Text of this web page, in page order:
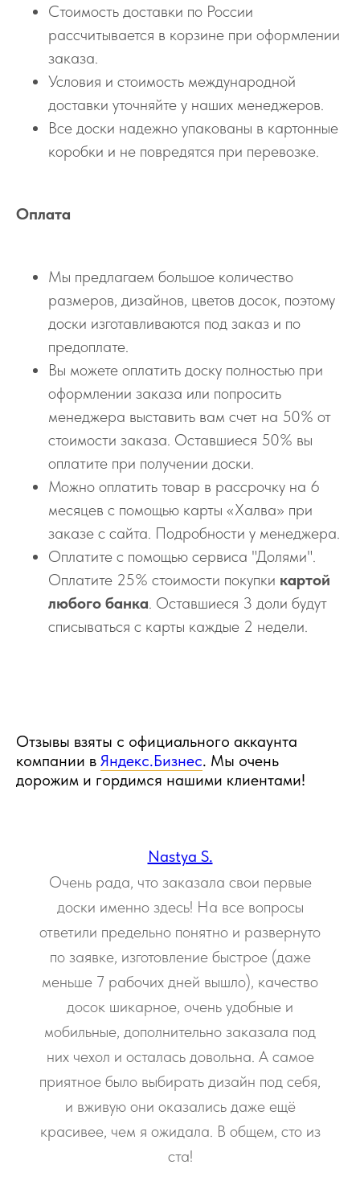
Стоимость доставки по России
рассчитывается в корзине при оформлении
заказа.
Условия и стоимость международной
доставки уточняйте у наших менеджеров.
Все доски надежно упакованы в картонные
коробки и не повредятся при перевозке.
Оплата
Мы предлагаем большое количество
размеров, дизайнов, цветов досок, поэтому
доски изготавливаются под заказ и по
предоплате.
Вы можете оплатить доску полностью при
оформлении заказа или попросить
менеджера выставить вам счет на 50% от
стоимости заказа. Оставшиеся 50% вы
оплатите при получении доски.
Можно оплатить товар в рассрочку на 6
месяцев с помощью карты «Халва» при
заказе с сайта. Подробности у менеджера.
Оплатите с помощью сервиса "Долями".
Оплатите 25% стоимости покупки картой
любого банка . Оставшиеся 3 доли будут
списываться с карты каждые 2 недели.
Отзывы взяты с официального аккаунта
компании в Яндекс.Бизнес. Мы очень
дорожим и гордимся нашими клиентами!
Nastya S.
Очень рада, что заказала свои первые
доски именно здесь! На все вопросы
ответили предельно понятно и развернуто
по заявке, изготовление быстрое (даже
меньше 7 рабочих дней вышло), качество
досок шикарное, очень удобные и
мобильные, дополнительно заказала под
них чехол и осталась довольна. А самое
приятное было выбирать дизайн под себя,
и вживую они оказались даже ещё
красивее, чем я ожидала. В общем, сто из
ста!